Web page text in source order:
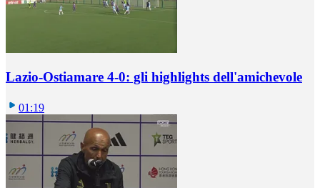
Lazio-Ostiamare 4-0: gli highlights dell'amichevole
01:19